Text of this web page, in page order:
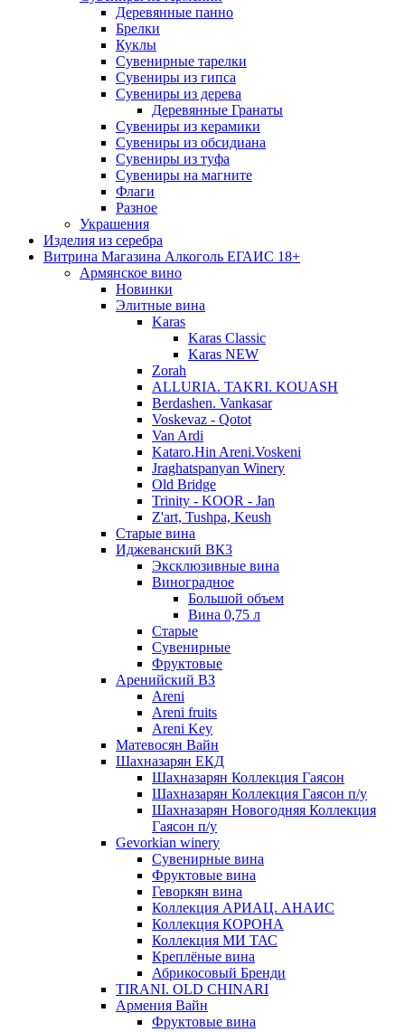
Деревянные панно
Брелки
Куклы
Сувенирные тарелки
Сувениры из гипса
Сувениры из дерева
Деревянные Гранаты
Сувениры из керамики
Сувениры из обсидиана
Сувениры из туфа
Сувениры на магните
Флаги
Разное
Украшения
Изделия из серебра
Витрина Магазина Алкоголь ЕГАИС 18+
Армянское вино
Новинки
Элитные вина
Karas
Karas Classic
Karas NEW
Zorah
ALLURIA. TAKRI. KOUASH
Berdashen. Vankasar
Voskevaz - Qotot
Van Ardi
Kataro.Hin Areni.Voskeni
Jraghatspanyan Winery
Old Bridge
Trinity - KOOR - Jan
Z'art, Tushpa, Keush
Старые вина
Иджеванский ВК3
Эксклюзивные вина
Виноградное
Большой объем
Вина 0,75 л
Старые
Сувенирные
Фруктовые
Аренийский ВЗ
Areni
Areni fruits
Areni Key
Матевосян Вайн
Шахназарян ЕКД
Шахназарян Коллекция Гаясон
Шахназарян Коллекция Гаясон п/у
Шахназарян Новогодняя Коллекция
Гаясон п/у
Gevorkian winery
Сувенирные вина
Фруктовые вина
Геворкян вина
Коллекция АРИАЦ. АНАИС
Коллекция КОРОНА
Коллекция МИ ТАС
Креплёные вина
Абрикосовый Бренди
TIRANI. OLD CHINARI
Армения Вайн
Фруктовые вина